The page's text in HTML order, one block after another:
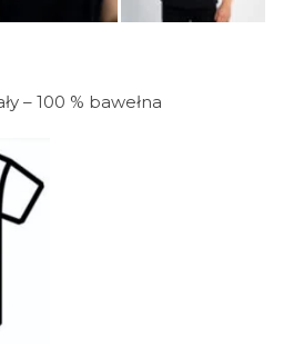
– 100 % bawełna